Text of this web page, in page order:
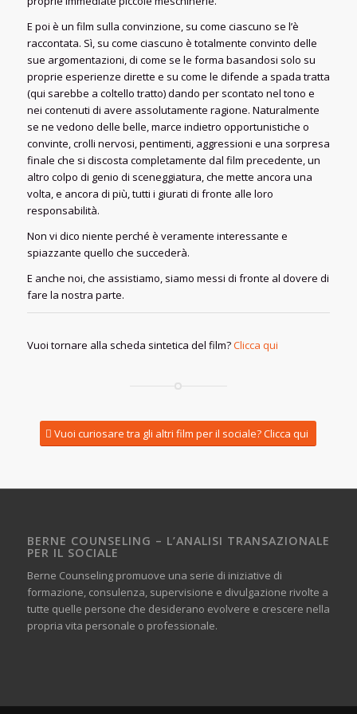
E poi è un film sulla convinzione, su come ciascuno se l’è
raccontata. Sì, su come ciascuno è totalmente convinto delle
sue argomentazioni, di come se le forma basandosi solo su
proprie esperienze dirette e su come le difende a spada tratta
(qui sarebbe a coltello tratto) dando per scontato nel tono e
nei contenuti di avere assolutamente ragione. Naturalmente
se ne vedono delle belle, marce indietro opportunistiche o
convinte, crolli nervosi, pentimenti, aggressioni e una sorpresa
finale che si discosta completamente dal film precedente, un
altro colpo di genio di sceneggiatura, che mette ancora una
volta, e ancora di più, tutti i giurati di fronte alle loro
responsabilità.
Non vi dico niente perché è veramente interessante e
spiazzante quello che succederà.
E anche noi, che assistiamo, siamo messi di fronte al dovere di
fare la nostra parte.
Vuoi tornare alla scheda sintetica del film?Clicca qui
Vuoi curiosare tra gli altri film per il sociale? Clicca qui
BERNE COUNSELING – L’ANALISI TRANSAZIONALE
PER IL SOCIALE
Berne Counseling promuove una serie di iniziative di
formazione, consulenza, supervisione e divulgazione rivolte a
tutte quelle persone che desiderano evolvere e crescere nella
propria vita personale o professionale.